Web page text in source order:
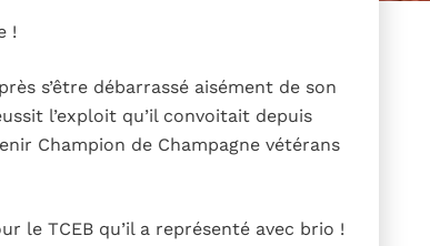
!
s’être débarrassé aisément de son
l’exploit qu’il convoitait depuis
Champion de Champagne vétérans
le TCEB qu’il a représenté avec brio !